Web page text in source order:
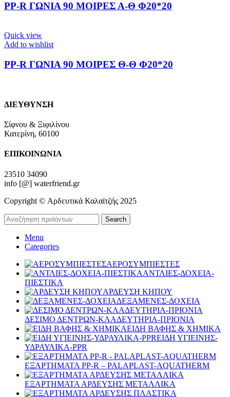
PP-R ΓΩΝΙΑ 90 ΜΟΙΡΕΣ Α-Θ Φ20*20
Quick view
Add to wishlist
PP-R ΓΩΝΙΑ 90 ΜΟΙΡΕΣ Θ-Θ Φ20*20
ΔΙΕΥΘΥΝΣΗ
Σίφνου & Ξιφιλίνου
Κατερίνη, 60100
ΕΠΙΚΟΙΝΩΝΙΑ
23510 34090
info [@] waterfriend.gr
Copyright © Αρδευτικά Καλαϊτζής 2025
Search
Menu
Categories
ΑΕΡΟΣΥΜΠΙΕΣΤΕΣ
ΑΝΤΛΙΕΣ-ΔΟΧΕΙΑ-
ΠΙΕΣΤΙΚΑ
ΑΡΔΕΥΣΗ ΚΗΠΟΥ
ΔΕΞΑΜΕΝΕΣ-ΔΟΧΕΙΑ
ΔΕΣΙΜΟ ΔΕΝΤΡΩΝ-ΚΛΑΔΕΥΤΗΡΙΑ-ΠΡΙΟΝΙΑ
ΕΙΔΗ ΒΑΦΗΣ & ΧΗΜΙΚΑ
ΕΙΔΗ ΥΓΙΕΙΝΗΣ-
ΥΔΡΑΥΛΙΚΑ-PPR
ΕΞΑΡΤΗΜΑΤΑ PP-R – PALAPLAST-AQUATHERM
ΕΞΑΡΤΗΜΑΤΑ ΑΡΔΕΥΣΗΣ ΜΕΤΑΛΛΙΚΑ